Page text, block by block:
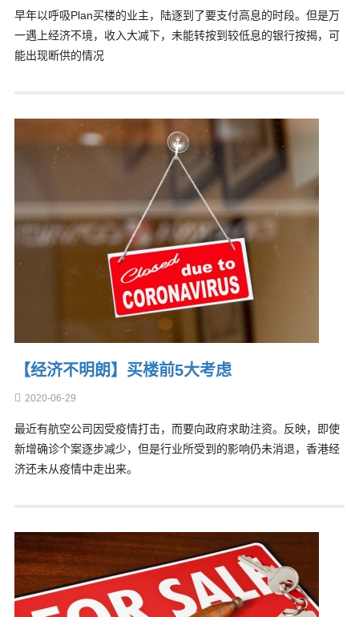
早年以呼吸Plan买楼的业主，陆逐到了要支付高息的时段。但是万
一遇上经济不境，收入大减下，未能转按到较低息的银行按揭，可
能出现断供的情况
【经济不明朗】买楼前5大考虑
2020-06-29
最近有航空公司因受疫情打击，而要向政府求助注资。反映，即使
新增确诊个案逐步减少，但是行业所受到的影响仍未消退，香港经
济还未从疫情中走出来。